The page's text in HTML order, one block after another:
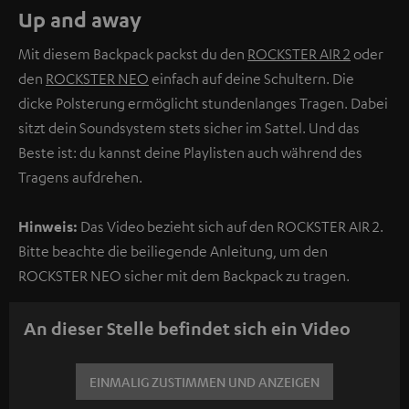
Up and away
Mit diesem Backpack packst du den ROCKSTER AIR 2 oder
den ROCKSTER NEO einfach auf deine Schultern. Die
dicke Polsterung ermöglicht stundenlanges Tragen. Dabei
sitzt dein Soundsystem stets sicher im Sattel. Und das
Beste ist: du kannst deine Playlisten auch während des
Tragens aufdrehen.
Hinweis: Das Video bezieht sich auf den ROCKSTER AIR 2.
Bitte beachte die beiliegende Anleitung, um den
ROCKSTER NEO sicher mit dem Backpack zu tragen.
An dieser Stelle befindet sich ein Video
EINMALIG ZUSTIMMEN UND ANZEIGEN